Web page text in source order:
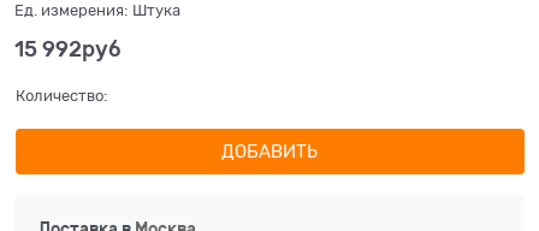
Ед. измерения: Штука
15 992руб
Количество:
ДОБАВИТЬ